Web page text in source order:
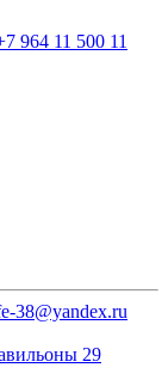
964 11 500 11
38@yandex.ru
29